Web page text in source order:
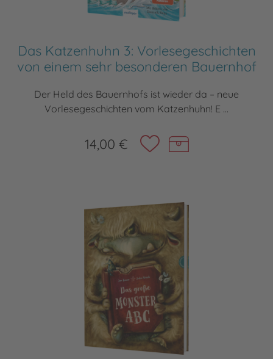
Das Katzenhuhn 3: Vorlesegeschichten
von einem sehr besonderen Bauernhof
Der Held des Bauernhofs ist wieder da – neue
Vorlesegeschichten vom Katzenhuhn! E ...
14,00 €